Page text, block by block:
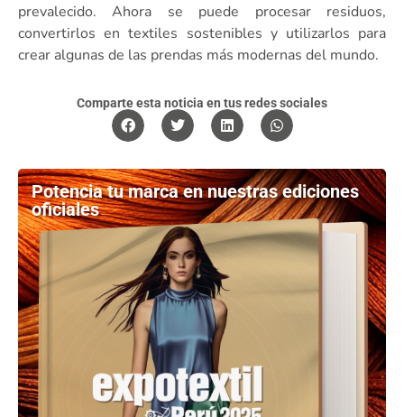
prevalecido. Ahora se puede procesar residuos,
convertirlos en textiles sostenibles y utilizarlos para
crear algunas de las prendas más modernas del mundo.
Comparte esta noticia en tus redes sociales
Potencia tu marca en nuestras ediciones
oficiales